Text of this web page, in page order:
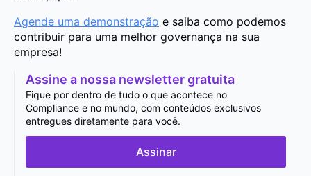
Agende uma demonstração e saiba como podemos
contribuir para uma melhor governança na sua
empresa!
Assine a nossa newsletter gratuita
Fique por dentro de tudo o que acontece no
Compliance e no mundo, com conteúdos exclusivos
entregues diretamente para você.
Assinar